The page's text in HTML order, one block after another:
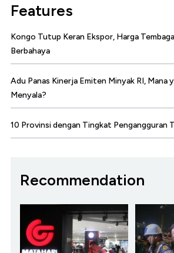
Features
Kongo Tutup Keran Ekspor, Harga
Berbahaya
Adu Panas Kinerja Emiten Minyak RI, Mana
Menyala?
10 Provinsi dengan Tingkat Pengangguran
Recommendation